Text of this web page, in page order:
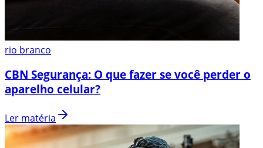
rio branco
CBN Segurança: O que fazer se você perder o
aparelho celular?
Ler matéria